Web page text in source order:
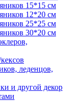
15*15 см
12*20 см
25*25 см
30*20 см
леденцов,
и другой декор